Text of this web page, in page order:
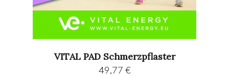
VITAL PAD Schmerzpflaster
49,77 €